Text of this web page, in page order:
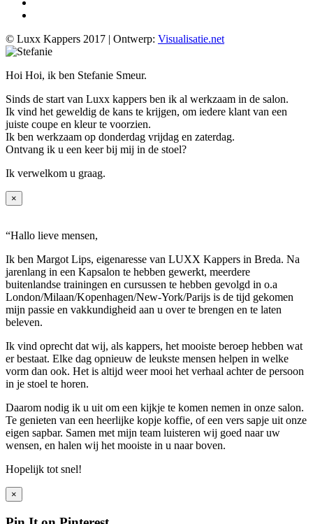
© Luxx Kappers 2017 | Ontwerp: Visualisatie.net
Hoi Hoi, ik ben Stefanie Smeur.
Sinds de start van Luxx kappers ben ik al werkzaam in de salon.
Ik vind het geweldig de kans te krijgen, om iedere klant van een
juiste coupe en kleur te voorzien.
Ik ben werkzaam op donderdag vrijdag en zaterdag.
Ontvang ik u een keer bij mij in de stoel?
Ik verwelkom u graag.
×
“Hallo lieve mensen,
Ik ben Margot Lips, eigenaresse van LUXX Kappers in Breda. Na
jarenlang in een Kapsalon te hebben gewerkt, meerdere
buitenlandse trainingen en cursussen te hebben gevolgd in o.a
London/Milaan/Kopenhagen/New-York/Parijs is de tijd gekomen
mijn passie en vakkundigheid aan u over te brengen en te laten
beleven.
Ik vind oprecht dat wij, als kappers, het mooiste beroep hebben wat
er bestaat. Elke dag opnieuw de leukste mensen helpen in welke
vorm dan ook. Het is altijd weer mooi het verhaal achter de persoon
in je stoel te horen.
Daarom nodig ik u uit om een kijkje te komen nemen in onze salon.
Te genieten van een heerlijke kopje koffie, of een vers sapje uit onze
eigen sapbar. Samen met mijn team luisteren wij goed naar uw
wensen, en halen wij het mooiste in u naar boven.
Hopelijk tot snel!
×